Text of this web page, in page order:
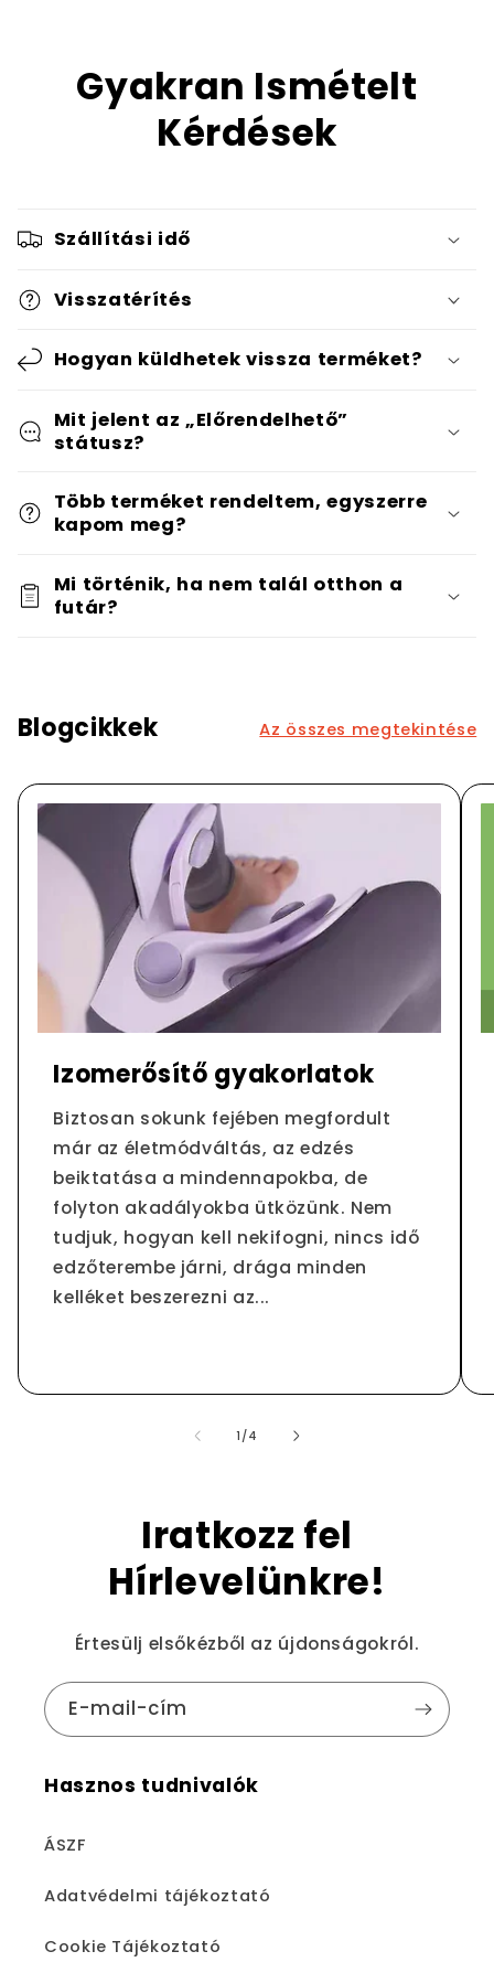
Gyakran Ismételt
Kérdések
Szállítási idő
Visszatérítés
Hogyan küldhetek vissza terméket?
Mit jelent az „Előrendelhető”
státusz?
Több terméket rendeltem, egyszerre
kapom meg?
Mi történik, ha nem talál otthon a
futár?
Blogcikkek Az összes megtekintése
Izomerősítő gyakorlatok
Biztosan sokunk fejében megfordult
már az életmódváltás, az edzés
beiktatása a mindennapokba, de
folyton akadályokba ütközünk. Nem
tudjuk, hogyan kell nekifogni, nincs idő
edzőterembe járni, drága minden
kelléket beszerezni az...
1 //4
Iratkozz fel
Hírlevelünkre!
Értesülj elsőkézből az újdonságokról.
E-mail-cím
Hasznos tudnivalók
ÁSZF
Adatvédelmi tájékoztató
Cookie Tájékoztató